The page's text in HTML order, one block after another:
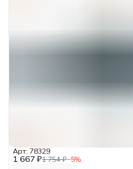
1 667 ₽1 754 ₽−5%
Арт: 78329